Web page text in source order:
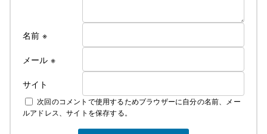
名前 ※
メール ※
サイト
次回のコメントで使用するためブラウザーに自分の名前、メー
ルアドレス、サイトを保存する。